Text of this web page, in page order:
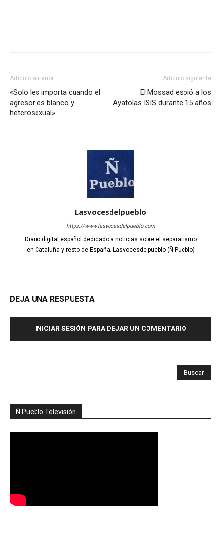
Artículo anterior
«Solo les importa cuando el
agresor es blanco y
heterosexual»
Artículo siguiente
El Mossad espió a los
Ayatolas ISIS durante 15 años
Lasvocesdelpueblo
https://www.lasvocesdelpueblo.com
Diario digital español dedicado a noticias sobre el separatismo
en Cataluña y resto de España. Lasvocesdelpueblo (Ñ Pueblo)
DEJA UNA RESPUESTA
INICIAR SESIÓN PARA DEJAR UN COMENTARIO
Ñ Pueblo Televisión